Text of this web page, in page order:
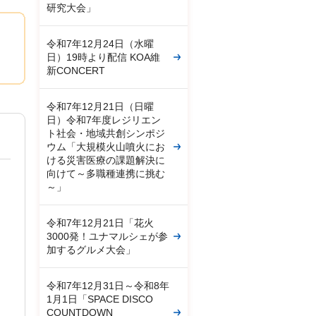
研究大会」
令和7年12月24日（水曜
日）19時より配信 KOA維
新CONCERT
令和7年12月21日（日曜
日）令和7年度レジリエン
ト社会・地域共創シンポジ
ウム「大規模火山噴火にお
ける災害医療の課題解決に
向けて～多職種連携に挑む
～」
令和7年12月21日「花火
3000発！ユナマルシェが参
加するグルメ大会」
令和7年12月31日～令和8年
1月1日「SPACE DISCO
COUNTDOWN